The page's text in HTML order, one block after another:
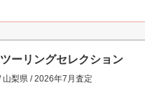
ーリングセレクション
山梨県 /2026年7月査定